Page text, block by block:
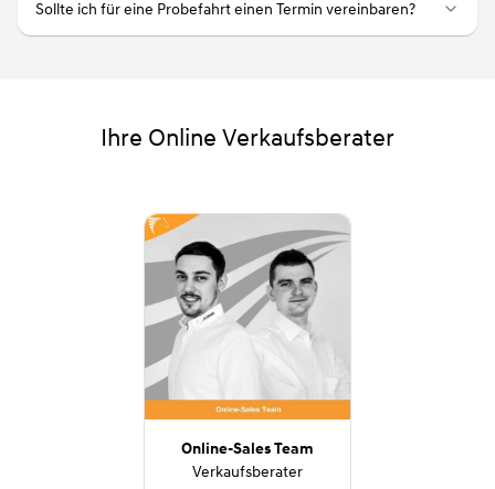
Sollte ich für eine Probefahrt einen Termin vereinbaren?
Ihre Online Verkaufsberater
Online-Sales Team
Verkaufsberater